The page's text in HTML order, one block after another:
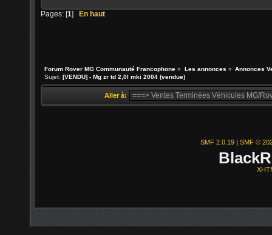
Pages: [1] En haut
Forum Rover MG Communauté Francophone » Les annonces » Annonces
Sujet:[VENDU] - Mg zr td 2,0l mki 2004 (vendue)
Aller à:
SMF 2.0.19| SMF ©